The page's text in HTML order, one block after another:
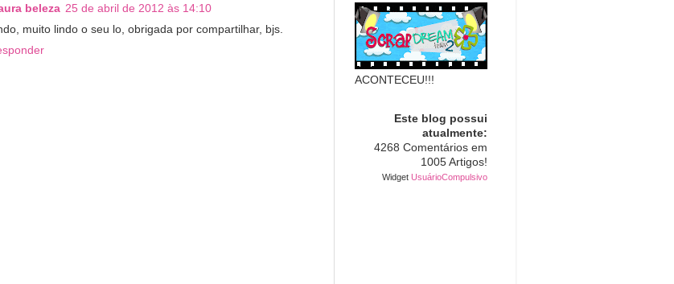
beleza 25 de abril de 2012 às 14:10
muito lindo o seu lo, obrigada por compartilhar, bjs.
ACONTECEU!!!
Este blog possui
atualmente:
4268 Comentários em
1005 Artigos!
Widget UsuárioCompulsivo